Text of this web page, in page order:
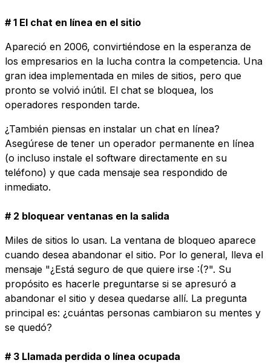
# 1 El chat en línea en el sitio
Apareció en 2006, convirtiéndose en la esperanza de
los empresarios en la lucha contra la competencia. Una
gran idea implementada en miles de sitios, pero que
pronto se volvió inútil. El chat se bloquea, los
operadores responden tarde.
¿También piensas en instalar un chat en línea?
Asegúrese de tener un operador permanente en línea
(o incluso instale el software directamente en su
teléfono) y que cada mensaje sea respondido de
inmediato.
# 2 bloquear ventanas en la salida
Miles de sitios lo usan. La ventana de bloqueo aparece
cuando desea abandonar el sitio. Por lo general, lleva el
mensaje "¿Está seguro de que quiere irse :(?". Su
propósito es hacerle preguntarse si se apresuró a
abandonar el sitio y desea quedarse allí. La pregunta
principal es: ¿cuántas personas cambiaron su mentes y
se quedó?
# 3 Llamada perdida o línea ocupada